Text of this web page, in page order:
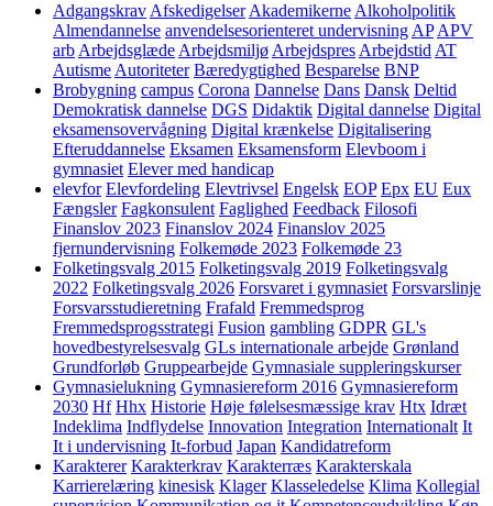
Adgangskrav Afskedigelser Akademikerne Alkoholpolitik
Almendannelse anvendelsesorienteret undervisning AP APV
arb Arbejdsglæde Arbejdsmiljø Arbejdspres Arbejdstid AT
Autisme Autoriteter Bæredygtighed Besparelse BNP
Brobygning campus Corona Dannelse Dans Dansk Deltid
Demokratisk dannelse DGS Didaktik Digital dannelse Digital
eksamensovervågning Digital krænkelse Digitalisering
Efteruddannelse Eksamen Eksamensform Elevboom i
gymnasiet Elever med handicap
elevfor Elevfordeling Elevtrivsel Engelsk EOP Epx EU Eux
Fængsler Fagkonsulent Faglighed Feedback Filosofi
Finanslov 2023 Finanslov 2024 Finanslov 2025
fjernundervisning Folkemøde 2023 Folkemøde 23
Folketingsvalg 2015 Folketingsvalg 2019 Folketingsvalg
2022 Folketingsvalg 2026 Forsvaret i gymnasiet Forsvarslinje
Forsvarsstudieretning Frafald Fremmedsprog
Fremmedsprogsstrategi Fusion gambling GDPR GL's
hovedbestyrelsesvalg GLs internationale arbejde Grønland
Grundforløb Gruppearbejde Gymnasiale suppleringskurser
Gymnasielukning Gymnasiereform 2016 Gymnasiereform
2030 Hf Hhx Historie Høje følelsesmæssige krav Htx Idræt
Indeklima Indflydelse Innovation Integration Internationalt It
It i undervisning It-forbud Japan Kandidatreform
Karakterer Karakterkrav Karakterræs Karakterskala
Karrierelæring kinesisk Klager Klasseledelse Klima Kollegial